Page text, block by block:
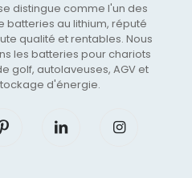
distingue comme l'un des
batteries au lithium, réputé
qualité et rentables. Nous
les batteries pour chariots
golf, autolaveuses, AGV et
d'énergie.